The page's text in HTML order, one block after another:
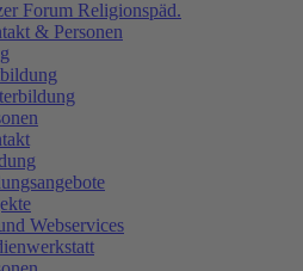
Forum Religionspäd.
& Personen
Webservices